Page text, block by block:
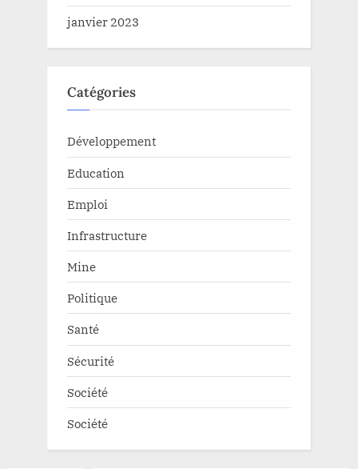
janvier 2023
Catégories
Développement
Education
Emploi
Infrastructure
Mine
Politique
Santé
Sécurité
Société
Société